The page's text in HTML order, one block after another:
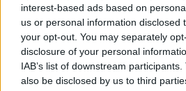
interest-based ads based on
us or personal information disclosed
your opt-out. You may separately
disclosure of your personal
IAB’s list of downstream
also be disclosed by us to third